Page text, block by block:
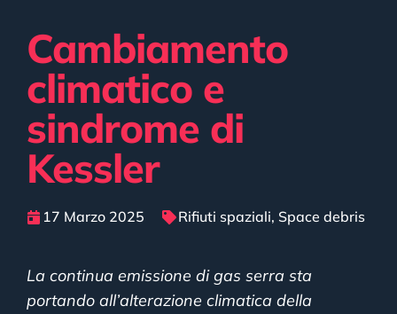
Cambiamento
climatico e
sindrome di
Kessler
17 Marzo 2025 Rifiuti spaziali, Space debris
La continua emissione di gas serra sta
portando all’alterazione climatica della